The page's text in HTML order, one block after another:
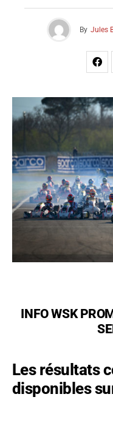
By Jules
INFO WSK
Les résultats
disponibles